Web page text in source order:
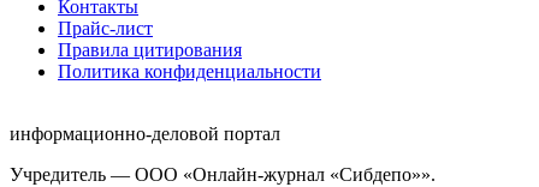
Контакты
Прайс-лист
Правила цитирования
Политика конфиденциальности
информационно-деловой портал
Учредитель — ООО «Онлайн-журнал «Сибдепо»».